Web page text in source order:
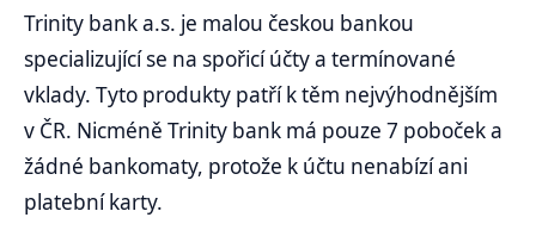
Trinity bank a.s. je malou českou bankou
specializující se na spořicí účty a termínované
vklady. Tyto produkty patří k těm nejvýhodnějším
v ČR. Nicméně Trinity bank má pouze 7 poboček a
žádné bankomaty, protože k účtu nenabízí ani
platební karty.